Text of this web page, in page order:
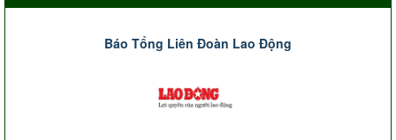
Báo Tổng Liên Đoàn Lao Động